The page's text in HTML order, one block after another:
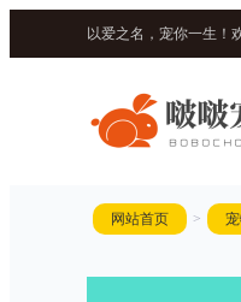
以爱之名，宠你一生！
网站首页 >